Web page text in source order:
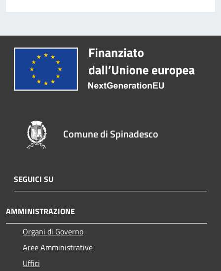
Comune di Spinadesco
SEGUICI SU
AMMINISTRAZIONE
Organi di Governo
Aree Amministrative
Uffici